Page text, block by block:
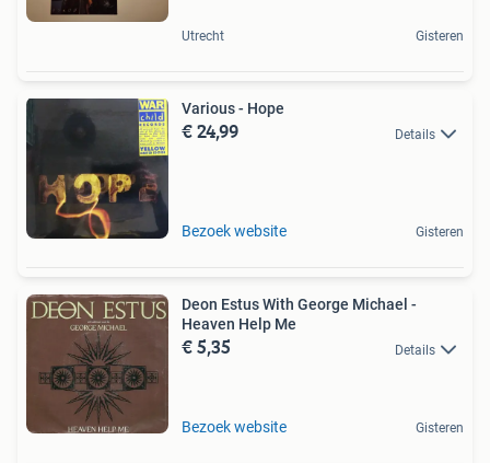
Utrecht Gisteren
Various - Hope
€ 24,99 Details
Bezoek website Gisteren
Deon Estus With George Michael -
Heaven Help Me
€ 5,35 Details
Bezoek website Gisteren